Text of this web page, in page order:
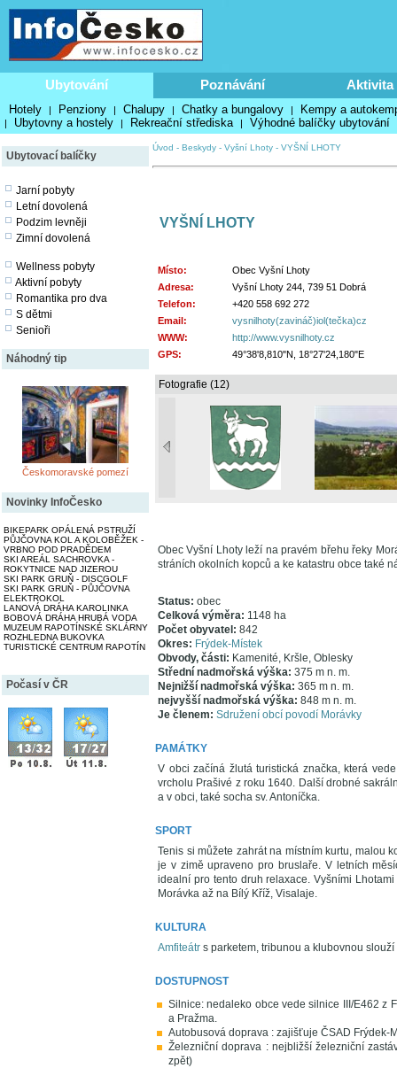
Ubytování Poznávání Aktivita
Hotely | Penziony | Chalupy | Chatky a bungalovy | Kempy a
| Ubytovny a hostely | Rekreační střediska | Výhodné balíčky ubytování
Ubytovací balíčky
Jarní pobyty
Letní dovolená
Podzim levněji
Zimní dovolená
Wellness pobyty
Aktivní pobyty
Romantika pro dva
S dětmi
Senioři
Náhodný tip
Českomoravské pomezí
Novinky InfoČesko
BIKEPARK OPÁLENÁ PSTRUŽÍ
PŮJČOVNA KOL A KOLOBĚŽEK -
VRBNO POD PRADĚDEM
SKI AREÁL SACHROVKA -
ROKYTNICE NAD JIZEROU
SKI PARK GRUŇ - DISCGOLF
SKI PARK GRUŇ - PŮJČOVNA
ELEKTROKOL
LANOVÁ DRÁHA KAROLINKA
BOBOVÁ DRÁHA HRUBÁ VODA
MUZEUM RAPOTÍNSKÉ SKLÁRNY
ROZHLEDNA BUKOVKA
TURISTICKÉ CENTRUM RAPOTÍN
Počasí v ČR
Úvod - Beskydy - Vyšní Lhoty - VYŠNÍ LHOTY
VYŠNÍ LHOTY
Místo:
Obec Vyšní Lhoty
Adresa:
Vyšní Lhoty 244, 739 51 Dobrá
Telefon:
+420 558 692 272
Email:
vysnilhoty(zavináč)iol(tečka)cz
WWW:
http://www.vysnilhoty.cz
GPS:
49°38'8,810"N, 18°27'24,180"E
Fotografie (12)
Obec Vyšní Lhoty leží na pravém břehu řeky
stráních okolních kopců a ke katastru obce také
Status: obec
Celková výměra: 1148 ha
Počet obyvatel: 842
Okres: Frýdek-Místek
Obvody, části: Kamenité, Kršle, Oblesky
Střední nadmořská výška: 375 m n. m.
Nejnižší nadmořská výška: 365 m n. m.
nejvyšší nadmořská výška: 848 m n. m.
Je členem: Sdružení obcí povodí Morávky
PAMÁTKY
V obci začíná žlutá turistická značka, která
vrcholu Prašivé z roku 1640. Další drobné
a v obci, také socha sv. Antoníčka.
SPORT
Tenis si můžete zahrát na místním kurtu, malou
je v zimě upraveno pro bruslaře. V letních
idealní pro tento druh relaxace. Vyšními
Morávka až na Bílý Kříž, Visalaje.
KULTURA
Amfiteátr s parketem, tribunou a klubovnou
DOSTUPNOST
Silnice: nedaleko obce vede silnice III/E462 z
a Pražma.
Autobusová doprava : zajišťuje ČSAD Frýdek-
Železniční doprava : nejbližší železniční
zpět)